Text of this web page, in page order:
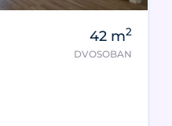
42 m2
DVOSOBAN